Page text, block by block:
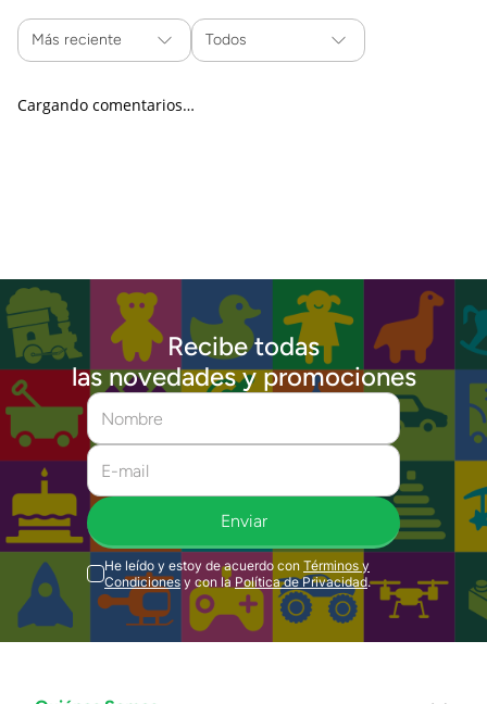
Más reciente Todos
Cargando comentarios…
Recibe todas
las novedades y promociones
Enviar
He leído y estoy de acuerdo con Términos y
Condiciones y con la Política de Privacidad.